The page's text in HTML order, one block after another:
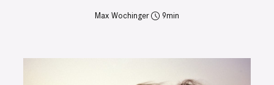
Max Wochinger 9